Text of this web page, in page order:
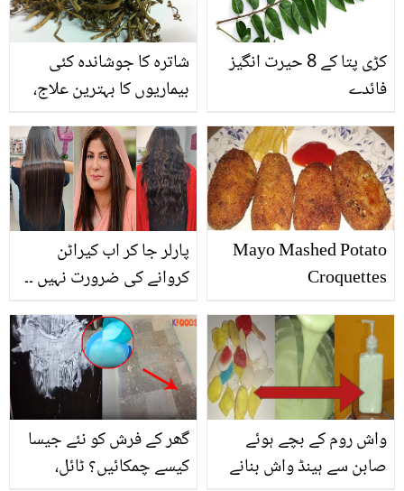
شاترہ کا جوشاندہ کئی
بیماریوں کا بہترین علاج،
انگیز فوائد
کڑی پتا کے 8 حیرت انگیز
فائدے
پارلر جا کر اب کیراٹن
کروانے کی ضرورت نہیں ۔۔
گھنگریالے بالوں کو سیدھا
اور نرم و ملائم بنانے کا
طریقہ
Mayo Mashed Potato
Croquettes
گھر کے فرش کو نئے جیسا
کیسے چمکائیں؟ ٹائل،
واش روم کے بچے ہوئے
صابن سے ہینڈ واش بنانے